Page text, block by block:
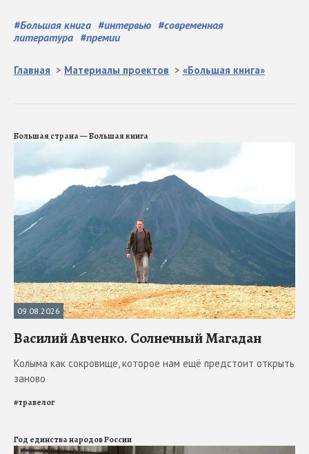
#Большая книга #интервью #современная
литература #премии
Главная > Материалы проектов > «Большая книга»
Большая страна — Большая книга
09.08.2026
Василий Авченко. Солнечный Магадан
Колыма как сокровище, которое нам ещё предстоит открыть
заново
#травелог
Год единства народов России